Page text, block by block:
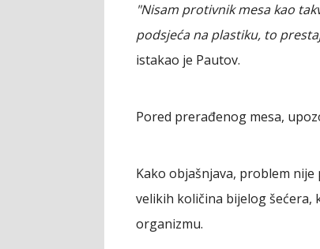
"Nisam protivnik mesa kao
podsjeća na plastiku, to
istakao je Pautov.
Pored prerađenog mesa,
Kako objašnjava, problem
velikih količina bijelog
organizmu.